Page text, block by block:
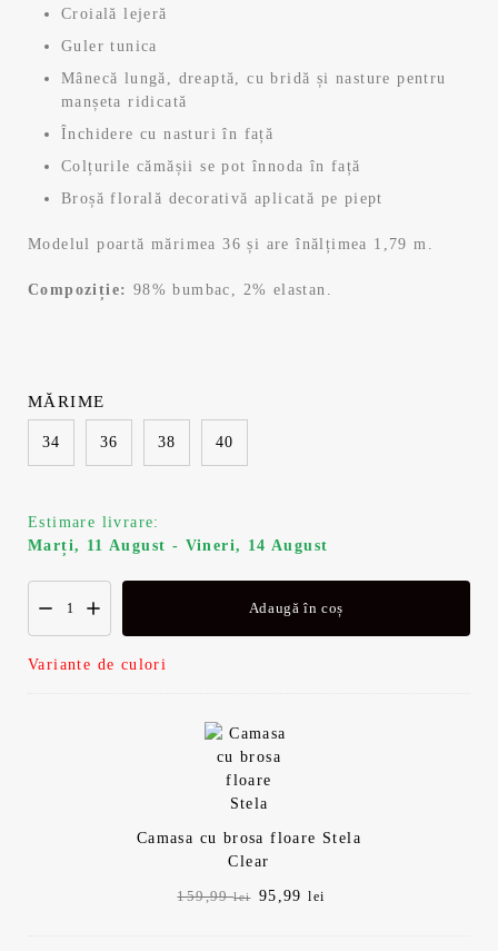
159,99 lei.
Croială lejeră
Guler tunica
Mânecă lungă, dreaptă, cu bridă și nasture pentru
manșeta ridicată
Închidere cu nasturi în față
Colțurile cămășii se pot înnoda în față
Broșă florală decorativă aplicată pe piept
Modelul poartă mărimea 36 și are înălțimea 1,79 m.
Compoziție: 98% bumbac, 2% elastan.
34 36 38 40
MĂRIME
Estimare livrare:
Marți, 11 August - Vineri, 14 August
Adaugă în coș
Variante de culori
Camasa cu brosa floare Stela
Clear
159,99lei
Prețul
95,99lei